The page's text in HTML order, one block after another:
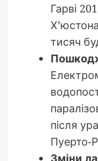
Гарві
тисяч
після
Пуерто-
Зміни